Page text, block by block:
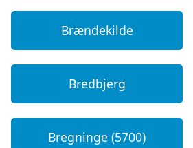
Brændekilde
Bredbjerg
Bregninge (5700)